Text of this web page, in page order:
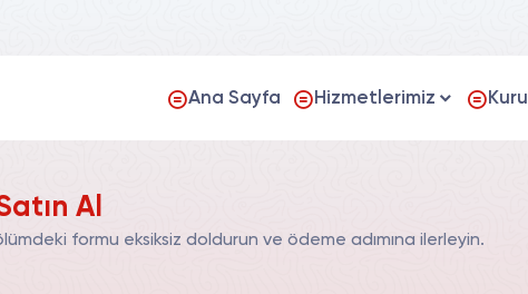
Ana Sayfa Hizmetlerimiz
Al
formu eksiksiz doldurun ve ödeme adımına ilerleyin.